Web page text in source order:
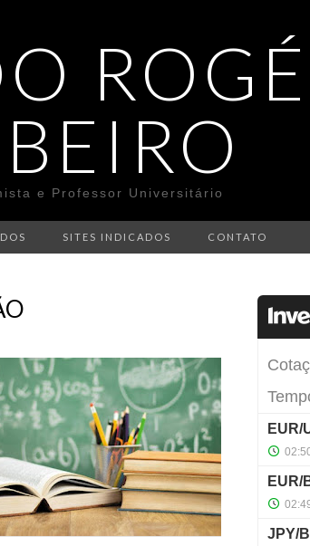
e Professor Universitário
SITES INDICADOS CONTATO